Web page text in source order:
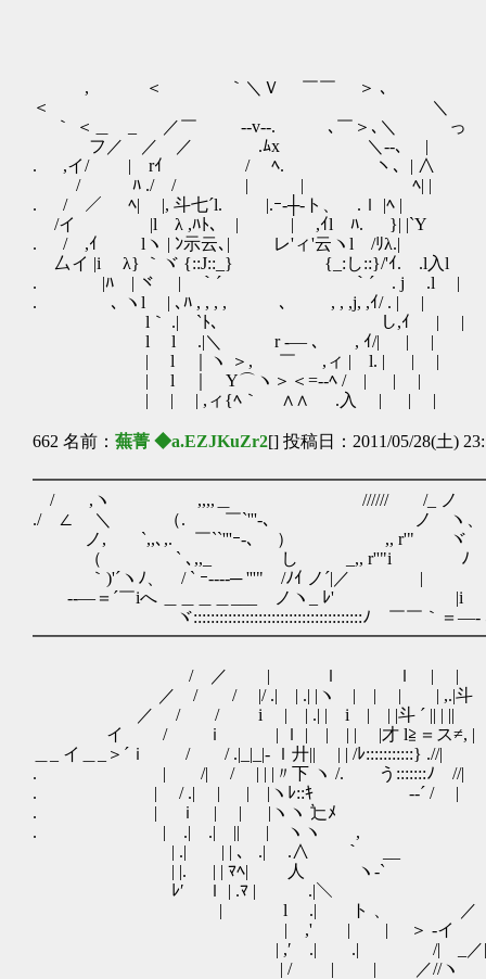
, ＜ ｀＼Ｖ ￣￣ ＞ ､
＜ ＼
｀ ＜＿ _ ／￣ -‐v‐-. ､￣＞､＼ っ
フ／ ／ ／ .ﾑx ＼‐-､ |
. ,イ/ | rｲ / ﾍ. ヽ、| ∧
/ ﾊ ./ / | | ﾍ| |
. / ／ ﾍ| |, 斗七´l. |.ｰ‐┼‐ト、 .ｌ |ﾍ |
/イ |l λ ,ﾊﾄ､ | | ,ｲl ﾊ. }| |`Y
. / ,ｲ lヽ | ﾝ示云､| レ'ィ'云ヽl /ﾘλ.|
厶イ |i λ} ｀ヾ {::J::_} {_:し::}/'ｲ. .l入l
. |ﾊ | ヾ | ｀´ ｀´ . j .l |
. ､ ヽl | ､ﾊ , , , , ､ , , ,j, ,ｲ/ . | |
l｀ .| `ﾄ､ し,ｲ | |
l l .|＼ r ‐― ､ , ｲ/| | |
| l ｜ヽ ＞, ￣ ,ィ | l. | | |
| l ｜ Y⌒ヽ＞＜=-‐ﾍ / | | |
| | | ,ィ{ﾍ｀ ∧∧ .入 | | |
662 名前： 蕪菁 ◆a.EZJKuZr2[] 投稿日：2011/05/28(土)
/ ,ヽ ,,,,＿ ////// /_
./ ∠ ＼ （. ￣`'''-､ ノ
ノ, `,,､,. ￣``'''ｰ-､ ） ,, r'"
（ ` ､,,_ し _,, r''"i ﾉ i
｀)'´ヽﾉ、 / ` ｰ----─ '''" /ﾉｲ ノ´|／ |
--―＝´￣iへ ＿＿＿＿___ ノヽ_ ﾚ'
ヾ:::::::::::::::::::::::::::::::::::::::ﾉ ￣￣｀
/ ／ | ｌ ｌ | |
／ / / |/ .| | .| |ヽ | | | |
／ / / i | | .| | i | | |斗 ´
イ / ｉ | ｌ | | | | |才 l≧＝ス
＿_ イ＿_＞´ｉ / / .|_|_|- ｌ廾|| | | /ﾚ
. | /| / | | |〃下 ヽ /. う:::::::ﾉ
. | / .| | | |ヽﾚ::ｷ ゝ‐‐´
. | ｉ | | |ヽヽ 辷ﾒ
. | .| .| || | ヽヽ ,
| .| | | 、 .| .∧ ｀
| |. | | ﾏﾍ| 人 ヽ-
ﾚ′ ｌ | .ﾏ | .|＼ |
| ゝ l .| ト 、 ／ |
| ,' | | ＞ -イ | ,' | /
| ,′ .| .| /| _／| ,' |/
| / | | ／//ヽ | / |:.:.:./